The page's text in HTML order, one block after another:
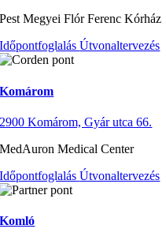
Pest Megyei Flór Ferenc Kórház
IdőpontfoglalásÚtvonaltervezés
Komárom
2900 Komárom, Gyár utca 66.
MedAuron Medical Center
IdőpontfoglalásÚtvonaltervezés
Komló